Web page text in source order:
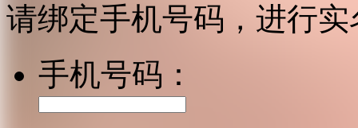
请绑定手机号码，进行
手机号码：